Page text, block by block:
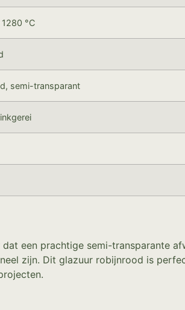
1280 °C
semi-transparant
een prachtige semi-transparante
zijn. Dit glazuur robijnrood is